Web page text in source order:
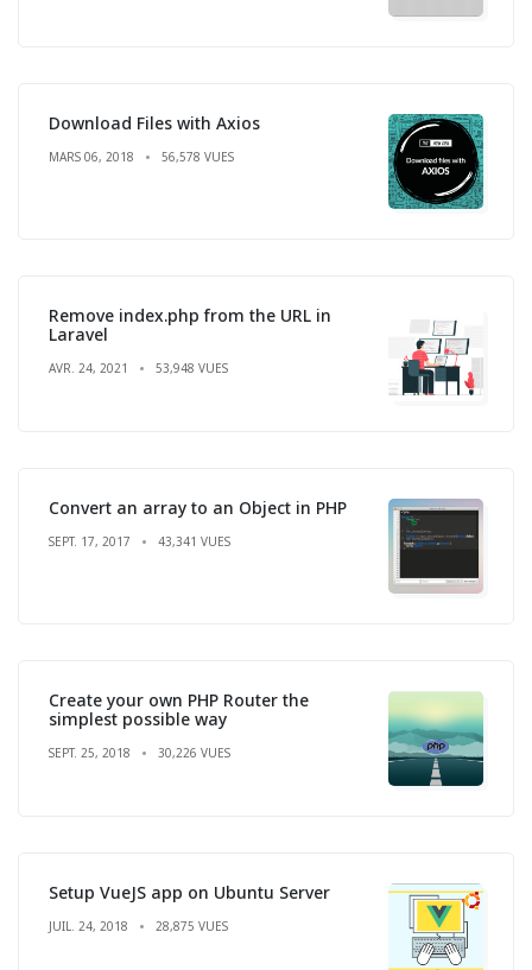
Download Files with Axios
MARS 06, 2018 56,578 VUES
Remove index.php from the URL in
Laravel
AVR. 24, 2021 53,948 VUES
Convert an array to an Object in PHP
SEPT. 17, 2017 43,341 VUES
Create your own PHP Router the
simplest possible way
SEPT. 25, 2018 30,226 VUES
Setup VueJS app on Ubuntu Server
JUIL. 24, 2018 28,875 VUES